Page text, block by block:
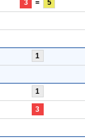
3 = 5
1
1
3